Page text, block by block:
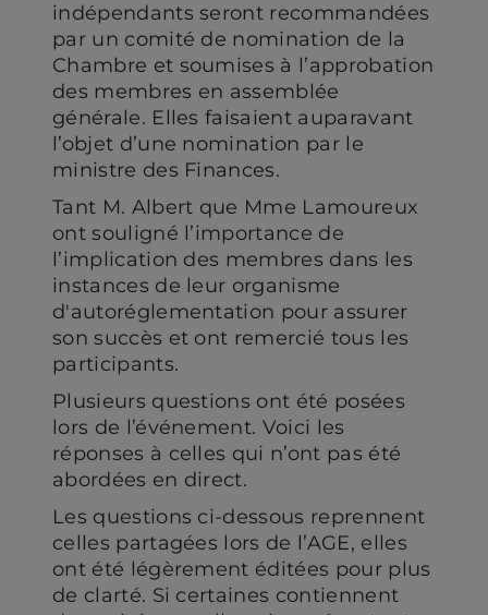
indépendants seront recommandées
par un comité de nomination de la
Chambre et soumises à l’approbation
des membres en assemblée
générale. Elles faisaient auparavant
l’objet d’une nomination par le
ministre des Finances.
Tant M. Albert que Mme Lamoureux
ont souligné l’importance de
l’implication des membres dans les
instances de leur organisme
d'autoréglementation pour assurer
son succès et ont remercié tous les
participants.
Plusieurs questions ont été posées
lors de l’événement. Voici les
réponses à celles qui n’ont pas été
abordées en direct.
Les questions ci‑dessous reprennent
celles partagées lors de l’AGE, elles
ont été légèrement éditées pour plus
de clarté. Si certaines contiennent